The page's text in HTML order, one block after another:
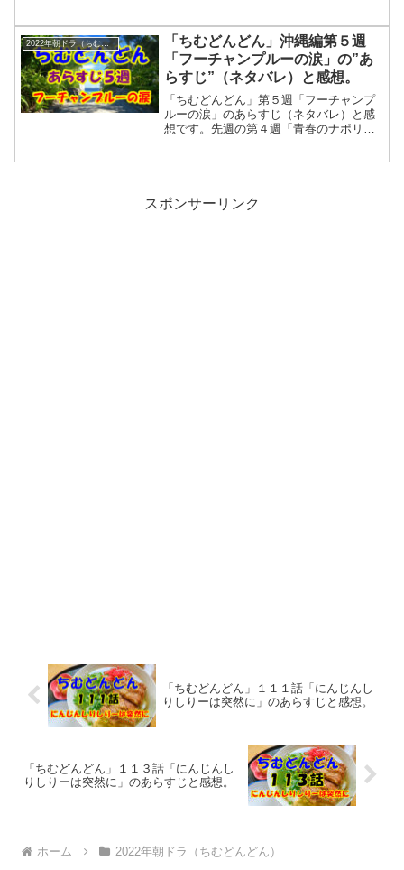
比嘉暢子の姉・良子に熱く片思いをして
おり、ノーガードの求愛を繰り広げま
す。
2022年朝ドラ（ちむどんどん）
「ちむどんどん」沖縄編第５週
「フーチャンプルーの涙」の”あ
らすじ”（ネタバレ）と感想。
「ちむどんどん」第５週「フーチャンプ
ルーの涙」のあらすじ（ネタバレ）と感
想です。先週の第４週「青春のナポリタ
スポンサーリンク
「ちむどんどん」１１１話「にんじんし
りしりーは突然に」のあらすじと感想。
「ちむどんどん」１１３話「にんじんし
りしりーは突然に」のあらすじと感想。
ホーム 2022年朝ドラ（ちむどんどん）